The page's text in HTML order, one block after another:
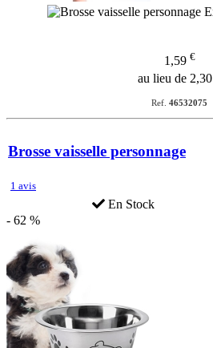
1,59 €
au lieu de 2,30
Ref. 46532075
Brosse vaisselle personnage
1 avis
En Stock
- 62 %